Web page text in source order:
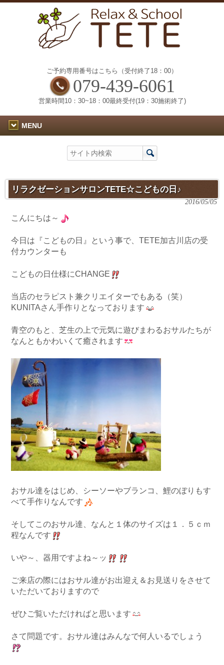
ご予約専用番号はこちら（受付終了18：00）
079-439-6061
営業時間10：30~18：00最終受付(19：30施術終了)
MENU
リラクゼーションサロンTETE☆こどもの日♪
2016/05/05
こんにちは～
今日は『こどもの日』という事で、TETE加古川店の受
付カウンターも
こどもの日仕様にCHANGE
当店のセラピスト兼クリエイターでもある（笑）
KUNITAさん手作りとなっております
青空のもと、芝生の上で元気に遊びまわるおサルたちが
なんともかわいくて癒されます
おサル達をはじめ、シーソーやブランコ、鯉のぼりもす
べて手作りなんです
そしてこのおサル達、なんと１体のサイズは １．５ｃｍ
程なんです
いや～、器用ですよね～ッ
ご来店の際にはおサル達がお出迎え＆お見送りをさせて
いただいておりますので
ぜひご覧いただければと思います
さて問題です。おサル達はみんなで何人いるでしょう